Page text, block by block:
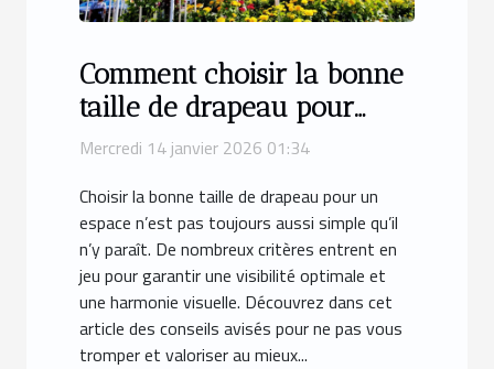
Comment choisir la bonne
taille de drapeau pour
votre espace ?
Mercredi 14 janvier 2026 01:34
Choisir la bonne taille de drapeau pour un
espace n’est pas toujours aussi simple qu’il
n’y paraît. De nombreux critères entrent en
jeu pour garantir une visibilité optimale et
une harmonie visuelle. Découvrez dans cet
article des conseils avisés pour ne pas vous
tromper et valoriser au mieux...